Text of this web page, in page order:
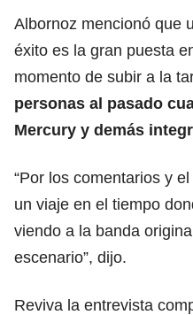
Albornoz mencionó que
éxito es la gran puesta
momento de subir a la
personas al pasado
Mercury y demás
“Por los comentarios y
un viaje en el tiempo
viendo a la banda
escenario”, dijo.
Reviva la entrevista